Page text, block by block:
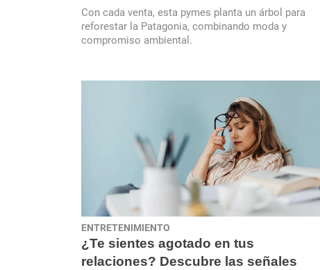
Con cada venta, esta pymes planta un árbol para
reforestar la Patagonia, combinando moda y
compromiso ambiental.
ENTRETENIMIENTO
¿Te sientes agotado en tus
relaciones? Descubre las señales